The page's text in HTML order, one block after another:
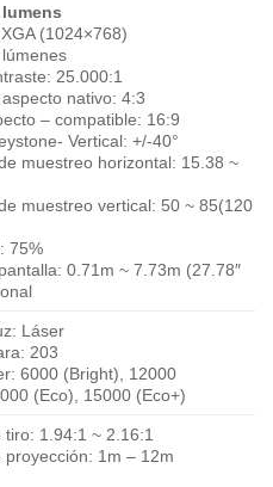
lumens
(1024×768)
25.000:1
nativo: 4:3
– compatible: 16:9
Vertical: +/-40°
muestreo horizontal: 15.38 ~
muestreo vertical: 50 ~ 85(120
75%
0.71m ~ 7.73m (27.78″
Láser
203
6000 (Bright), 12000
(Eco), 15000 (Eco+)
1.94:1 ~ 2.16:1
proyección: 1m – 12m